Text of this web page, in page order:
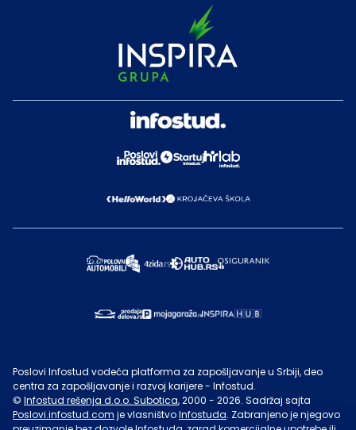
Poslovi Infostud vodeća platforma za zapošljavanje u Srbiji, deo
centra za zapošljavanje i razvoj karijere - Infostud.
© Infostud rešenja d.o.o. Subotica, 2000 - 2026. Sadržaj sajta
Poslovi.infostud.com je vlasništvoInfostuda. Zabranjeno je njegovo